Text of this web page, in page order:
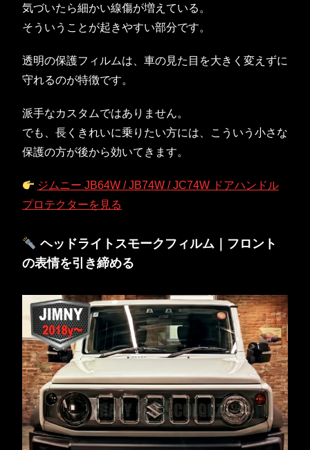
気づいたら細かい線傷が増えている。
そういうことが起きやすい部分です。
透明の保護フィルムは、車の見た目を大きく変えずに
守れるのが特徴です。
派手なカスタムではありません。
でも、長くきれいに乗りたい方には、こういう小さな
保護の方が後から効いてきます。
ジムニー JB64W / JB74W / JC74W ドアハンドル
プロテクターを見る
ヘッドライトスモークフィルム｜フロント
の表情を引き締める